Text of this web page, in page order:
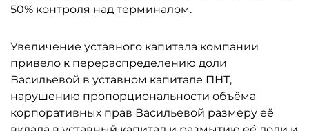
50% контроля над терминалом.
Увеличение уставного капитала компании
привело к перераспределению доли
Васильевой в уставном капитале ПНТ,
нарушению пропорциональности объёма
корпоративных прав Васильевой размеру её